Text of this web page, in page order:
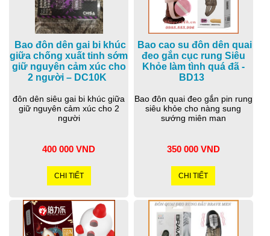
Bao đôn dên gai bi khúc
giữa chống xuất tinh sớm
giữ nguyên cảm xúc cho
2 người – DC10K
đôn dên siêu gai bi khúc giữa
giữ nguyên cảm xúc cho 2
người
400 000 VND
CHI TIẾT
Bao cao su đôn dên quai
đeo gắn cục rung Siêu
Khỏe làm tình quá đã -
BD13
Bao đôn quai đeo gắn pin rung
siêu khỏe cho nàng sung
sướng miên man
350 000 VND
CHI TIẾT